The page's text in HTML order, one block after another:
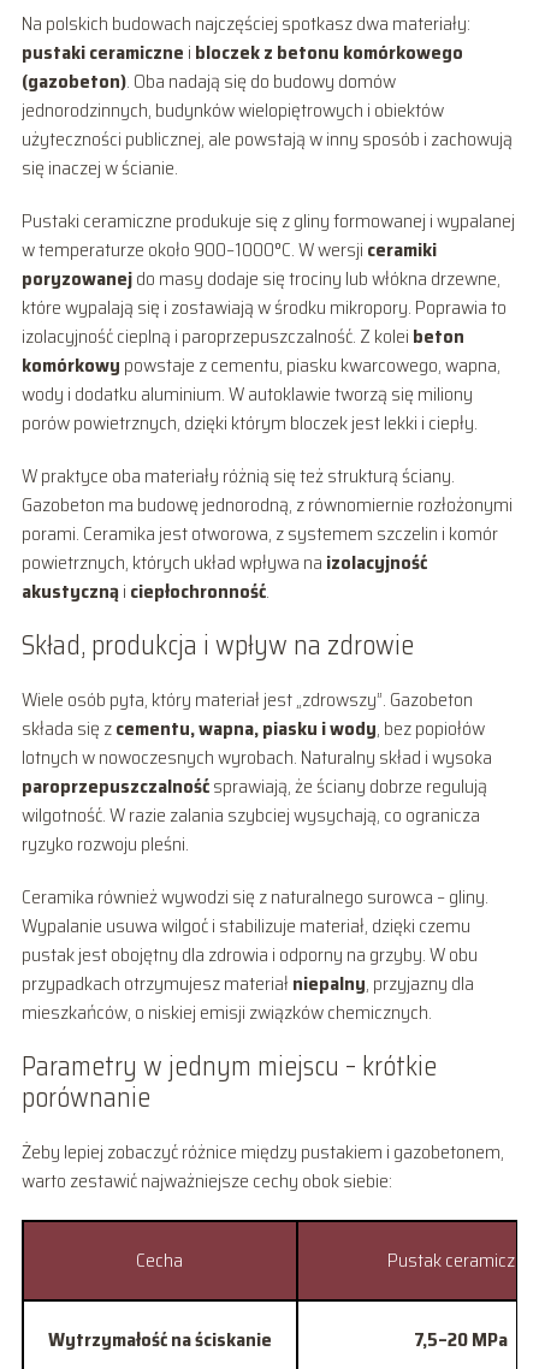
Na polskich budowach najczęściej spotkasz dwa materiały:
pustaki ceramiczne i bloczek z betonu komórkowego
(gazobeton). Oba nadają się do budowy domów
jednorodzinnych, budynków wielopiętrowych i obiektów
użyteczności publicznej, ale powstają w inny sposób i zachowują
się inaczej w ścianie.
Pustaki ceramiczne produkuje się z gliny formowanej i wypalanej
w temperaturze około 900–1000°C. W wersji ceramiki
poryzowanejdo masy dodaje się trociny lub włókna drzewne,
które wypalają się i zostawiają w środku mikropory. Poprawia to
izolacyjność cieplną i paroprzepuszczalność. Z kolei beton
komórkowy powstaje z cementu, piasku kwarcowego, wapna,
wody i dodatku aluminium. W autoklawie tworzą się miliony
porów powietrznych, dzięki którym bloczek jest lekki i ciepły.
W praktyce oba materiały różnią się też strukturą ściany.
Gazobeton ma budowę jednorodną, z równomiernie rozłożonymi
porami. Ceramika jest otworowa, z systemem szczelin i komór
powietrznych, których układ wpływa na izolacyjność
akustycznąi ciepłochronność.
Skład, produkcja i wpływ na zdrowie
Wiele osób pyta, który materiał jest „zdrowszy”. Gazobeton
składa się zcementu, wapna, piasku i wody, bez popiołów
lotnych w nowoczesnych wyrobach. Naturalny skład i wysoka
paroprzepuszczalnośćsprawiają, że ściany dobrze regulują
wilgotność. W razie zalania szybciej wysychają, co ogranicza
ryzyko rozwoju pleśni.
Ceramika również wywodzi się z naturalnego surowca – gliny.
Wypalanie usuwa wilgoć i stabilizuje materiał, dzięki czemu
pustak jest obojętny dla zdrowia i odporny na grzyby. W obu
przypadkach otrzymujesz materiał niepalny, przyjazny dla
mieszkańców, o niskiej emisji związków chemicznych.
Parametry w jednym miejscu – krótkie
porównanie
Żeby lepiej zobaczyć różnice między pustakiem i gazobetonem,
warto zestawić najważniejsze cechy obok siebie:
Cecha Pustak ceramiczny
Wytrzymałość na ściskanie 7,5–20 MPa